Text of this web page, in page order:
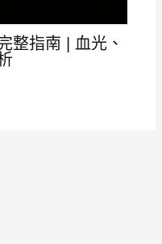
整指南 | 血光、